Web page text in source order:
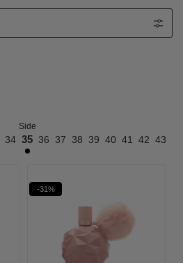
Side
34 35 36 37 38 39 40 41 42 43
-31%